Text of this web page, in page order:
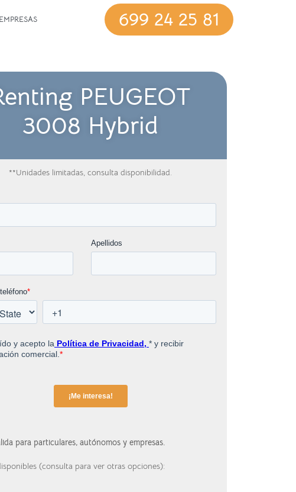
EMPRESAS 699 24 25 81
PEUGEOT
3008 Hybrid
**Unidades limitadas, consulta disponibilidad.
para particulares, autónomos y empresas.
(consulta para ver otras opciones):